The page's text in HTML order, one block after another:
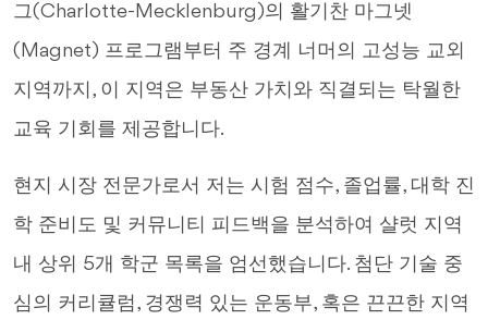
그(Charlotte-Mecklenburg)의 활기찬 마그넷
(Magnet) 프로그램부터 주 경계 너머의 고성능 교외
지역까지, 이 지역은 부동산 가치와 직결되는 탁월한
교육 기회를 제공합니다.
현지 시장 전문가로서 저는 시험 점수, 졸업률, 대학 진
학 준비도 및 커뮤니티 피드백을 분석하여 샬럿 지역
내 상위 5개 학군 목록을 엄선했습니다. 첨단 기술 중
심의 커리큘럼, 경쟁력 있는 운동부, 혹은 끈끈한 지역